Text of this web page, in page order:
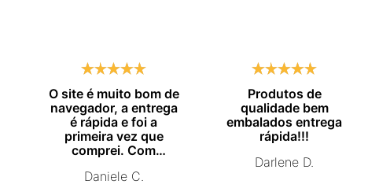
O site é muito bom de
navegador, a entrega
é rápida e foi a
primeira vez que
comprei. Com
novamente.
Daniele C.
Produtos de
qualidade bem
embalados entrega
rápida!!!
Darlene D.